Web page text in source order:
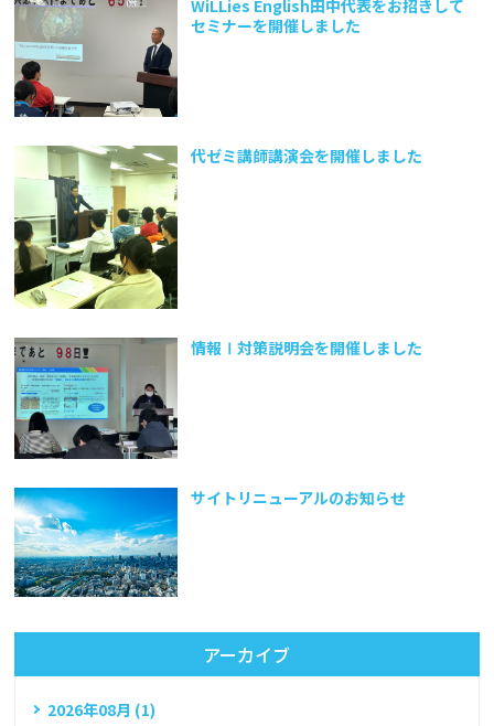
WiLLies English田中代表をお招きして
セミナーを開催しました
代ゼミ講師講演会を開催しました
情報Ⅰ対策説明会を開催しました
サイトリニューアルのお知らせ
アーカイブ
2026年08月 (1)